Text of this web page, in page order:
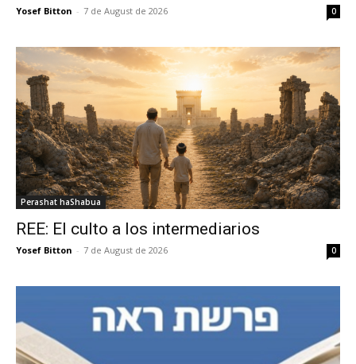
Yosef Bitton - 7 de August de 2026 0
Perashat haShabua
REE: El culto a los intermediarios
Yosef Bitton - 7 de August de 2026 0